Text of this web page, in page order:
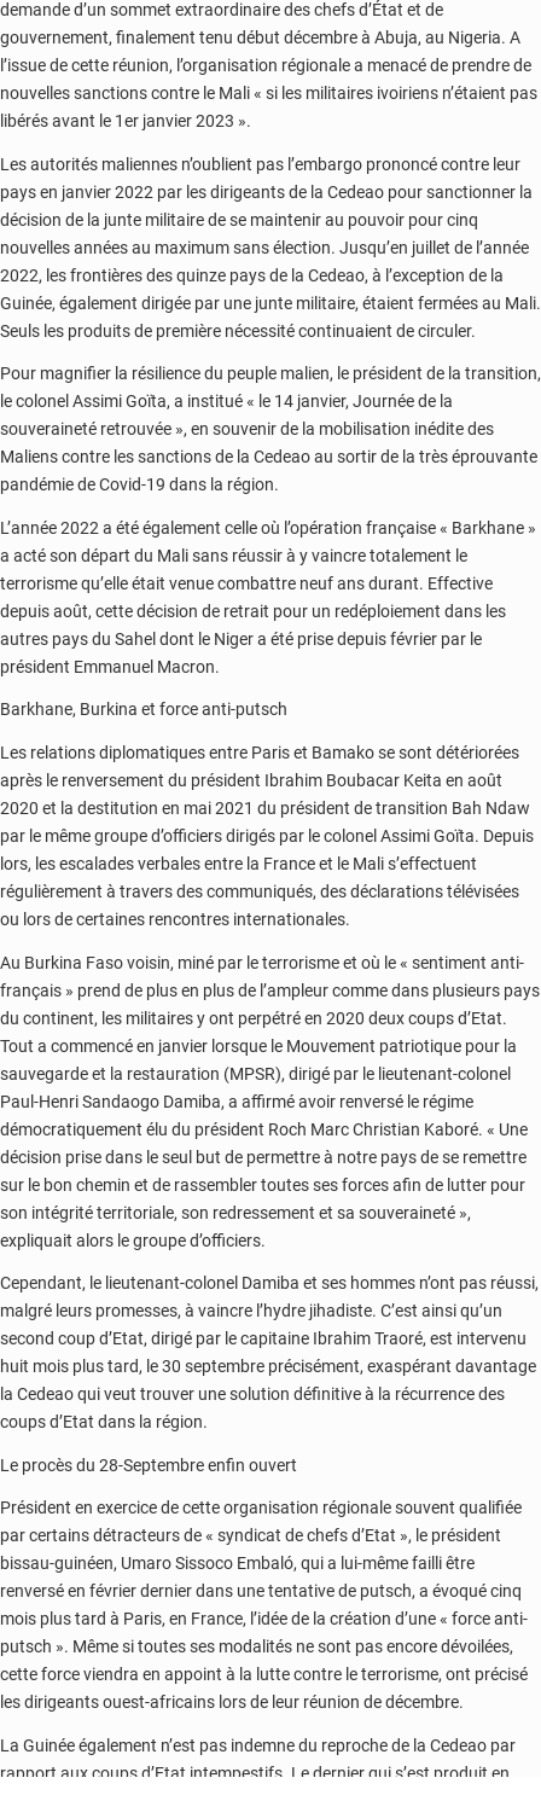
demande d’un sommet extraordinaire des chefs d’État et de
gouvernement, finalement tenu début décembre à Abuja, au Nigeria. A
l’issue de cette réunion, l’organisation régionale a menacé de prendre de
nouvelles sanctions contre le Mali « si les militaires ivoiriens n’étaient pas
libérés avant le 1er janvier 2023 ».
Les autorités maliennes n’oublient pas l’embargo prononcé contre leur
pays en janvier 2022 par les dirigeants de la Cedeao pour sanctionner la
décision de la junte militaire de se maintenir au pouvoir pour cinq
nouvelles années au maximum sans élection. Jusqu’en juillet de l’année
2022, les frontières des quinze pays de la Cedeao, à l’exception de la
Guinée, également dirigée par une junte militaire, étaient fermées au Mali.
Seuls les produits de première nécessité continuaient de circuler.
Pour magnifier la résilience du peuple malien, le président de la transition,
le colonel Assimi Goïta, a institué « le 14 janvier, Journée de la
souveraineté retrouvée », en souvenir de la mobilisation inédite des
Maliens contre les sanctions de la Cedeao au sortir de la très éprouvante
pandémie de Covid-19 dans la région.
L’année 2022 a été également celle où l’opération française « Barkhane »
a acté son départ du Mali sans réussir à y vaincre totalement le
terrorisme qu’elle était venue combattre neuf ans durant. Effective
depuis août, cette décision de retrait pour un redéploiement dans les
autres pays du Sahel dont le Niger a été prise depuis février par le
président Emmanuel Macron.
Barkhane, Burkina et force anti-putsch
Les relations diplomatiques entre Paris et Bamako se sont détériorées
après le renversement du président Ibrahim Boubacar Keita en août
2020 et la destitution en mai 2021 du président de transition Bah Ndaw
par le même groupe d’officiers dirigés par le colonel Assimi Goïta. Depuis
lors, les escalades verbales entre la France et le Mali s’effectuent
régulièrement à travers des communiqués, des déclarations télévisées
ou lors de certaines rencontres internationales.
Au Burkina Faso voisin, miné par le terrorisme et où le « sentiment anti-
français » prend de plus en plus de l’ampleur comme dans plusieurs pays
du continent, les militaires y ont perpétré en 2020 deux coups d’Etat.
Tout a commencé en janvier lorsque le Mouvement patriotique pour la
sauvegarde et la restauration (MPSR), dirigé par le lieutenant-colonel
Paul-Henri Sandaogo Damiba, a affirmé avoir renversé le régime
démocratiquement élu du président Roch Marc Christian Kaboré. « Une
décision prise dans le seul but de permettre à notre pays de se remettre
sur le bon chemin et de rassembler toutes ses forces afin de lutter pour
son intégrité territoriale, son redressement et sa souveraineté »,
expliquait alors le groupe d’officiers.
Cependant, le lieutenant-colonel Damiba et ses hommes n’ont pas réussi,
malgré leurs promesses, à vaincre l’hydre jihadiste. C’est ainsi qu’un
second coup d’Etat, dirigé par le capitaine Ibrahim Traoré, est intervenu
huit mois plus tard, le 30 septembre précisément, exaspérant davantage
la Cedeao qui veut trouver une solution définitive à la récurrence des
coups d’Etat dans la région.
Le procès du 28-Septembre enfin ouvert
Président en exercice de cette organisation régionale souvent qualifiée
par certains détracteurs de « syndicat de chefs d’Etat », le président
bissau-guinéen, Umaro Sissoco Embaló, qui a lui-même failli être
renversé en février dernier dans une tentative de putsch, a évoqué cinq
mois plus tard à Paris, en France, l’idée de la création d’une « force anti-
putsch ». Même si toutes ses modalités ne sont pas encore dévoilées,
cette force viendra en appoint à la lutte contre le terrorisme, ont précisé
les dirigeants ouest-africains lors de leur réunion de décembre.
La Guinée également n’est pas indemne du reproche de la Cedeao par
rapport aux coups d’Etat intempestifs. Le dernier qui s’est produit en